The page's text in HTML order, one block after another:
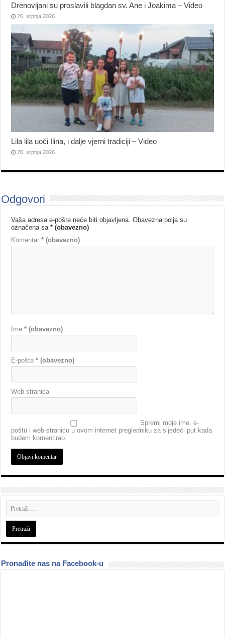
Drenovljani su proslavili blagdan sv. Ane i Joakima – Video
26. srpnja 2026.
Lila lila uoči Ilina, i dalje vjerni tradiciji – Video
20. srpnja 2026.
Odgovori
Vaša adresa e-pošte neće biti objavljena. Obavezna polja su
označena sa* (obavezno)
Komentar* (obavezno)
Ime* (obavezno)
E-pošta* (obavezno)
Web-stranica
Spremi moje ime, e-
poštu i web-stranicu u ovom internet pregledniku za sljedeći put kada
budem komentirao.
Pronađite nas na Facebook-u